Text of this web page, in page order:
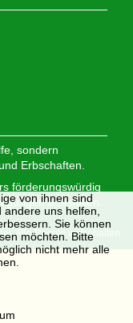
sondern
Erbschaften.
förderungswürdig
ausstellen.
Alle Rechte vorbehalten.
von ihnen sind
uns helfen,
Sie können
möchten. Bitte
nicht mehr alle